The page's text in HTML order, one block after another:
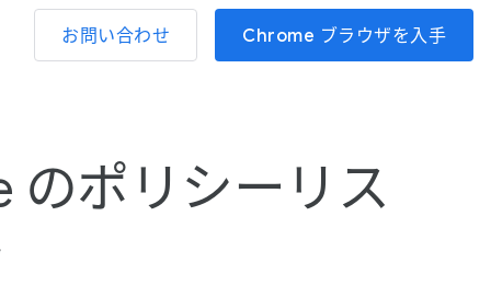
お問い合わせ Chrome ブラウザを入手
のポリシーリス